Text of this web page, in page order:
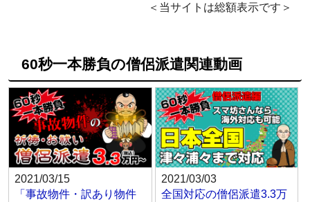
＜当サイトは総額表示です＞
60秒一本勝負の僧侶派遣関連動画
2021/03/15
「事故物件・訳あり物件
2021/03/03
全国対応の僧侶派遣3.3万